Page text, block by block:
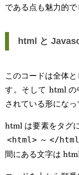
である点も魅力的で
html と
このコードは全体
す。そして html の
されている形になっ
html は要素をタグ
<html> ～ </
間にある文字は